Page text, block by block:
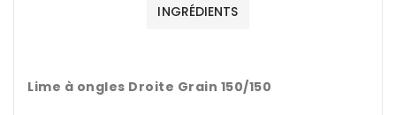
INGRÉDIENTS
Lime à ongles Droite Grain 150/150